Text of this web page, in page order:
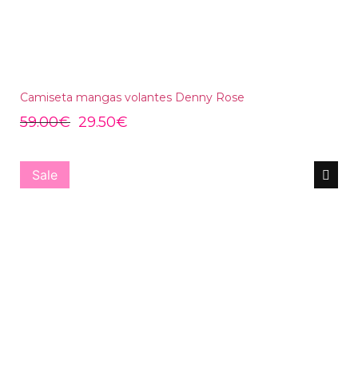
Camiseta mangas volantes Denny Rose
59.00€ 29.50€
Sale